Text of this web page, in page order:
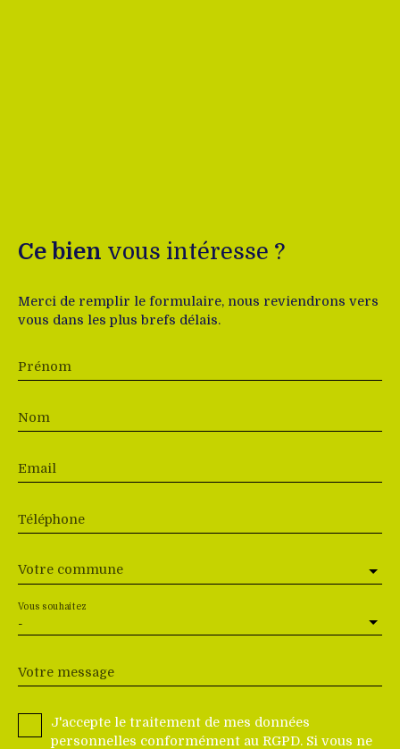
Ce bien vous intéresse ?
Merci de remplir le formulaire, nous reviendrons vers
vous dans les plus brefs délais.
Prénom
Nom
Email
Téléphone
Votre commune
-
Vous souhaitez
Votre message
J'accepte le traitement de mes données
personnelles conformément au RGPD. Si vous ne